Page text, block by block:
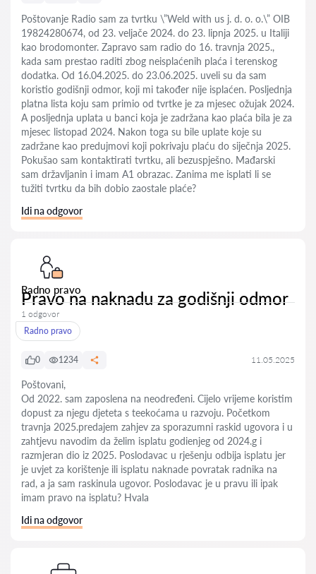
Poštovanje Radio sam za tvrtku \”Weld with us j. d. o. o.\” OIB
19824280674, od 23. veljače 2024. do 23. lipnja 2025. u Italiji
kao brodomonter. Zapravo sam radio do 16. travnja 2025.,
kada sam prestao raditi zbog neisplaćenih plaća i terenskog
dodatka. Od 16.04.2025. do 23.06.2025. uveli su da sam
koristio godišnji odmor, koji mi također nije isplaćen. Posljednja
platna lista koju sam primio od tvrtke je za mjesec ožujak 2024.
A posljednja uplata u banci koja je zadržana kao plaća bila je za
mjesec listopad 2024. Nakon toga su bile uplate koje su
zadržane kao predujmovi koji pokrivaju plaću do siječnja 2025.
Pokušao sam kontaktirati tvrtku, ali bezuspješno. Mađarski
sam državljanin i imam A1 obrazac. Zanima me isplati li se
tužiti tvrtku da bih dobio zaostale plaće?
Idi na odgovor
Radno pravo
Pravo na naknadu za godišnji odmor
1 odgovor
Radno pravo
0 1234 11.05.2025
Poštovani,
Od 2022. sam zaposlena na neodređeni. Cijelo vrijeme koristim
dopust za njegu djeteta s teekoćama u razvoju. Početkom
travnja 2025.predajem zahjev za sporazumni raskid ugovora i u
zahtjevu navodim da želim isplatu godienjeg od 2024.g i
razmjeran dio iz 2025. Poslodavac u rješenju odbija isplatu jer
je uvjet za korištenje ili isplatu naknade povratak radnika na
rad, a ja sam raskinula ugovor. Poslodavac je u pravu ili ipak
imam pravo na isplatu? Hvala
Idi na odgovor